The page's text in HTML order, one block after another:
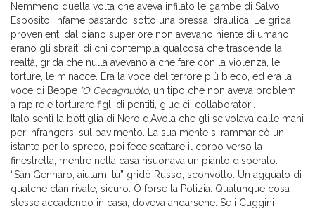
Nemmeno quella volta che aveva infilato le gambe di Salvo
Esposito, infame bastardo, sotto una pressa idraulica. Le grida
provenienti dal piano superiore non avevano niente di umano;
erano gli sbraiti di chi contempla qualcosa che trascende la
realtà, grida che nulla avevano a che fare con la violenza, le
torture, le minacce. Era la voce del terrore più bieco, ed era la
voce di Beppe ’O Cecagnuòlo, un tipo che non aveva problemi
a rapire e torturare figli di pentiti, giudici, collaboratori.
Italo sentì la bottiglia di Nero d’Avola che gli scivolava dalle mani
per infrangersi sul pavimento. La sua mente si rammaricò un
istante per lo spreco, poi fece scattare il corpo verso la
finestrella, mentre nella casa risuonava un pianto disperato.
“San Gennaro, aiutami tu” gridò Russo, sconvolto. Un agguato di
qualche clan rivale, sicuro. O forse la Polizia. Qualunque cosa
stesse accadendo in casa, doveva andarsene. Se i Cuggini